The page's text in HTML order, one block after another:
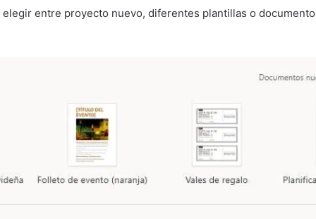
entre proyecto nuevo, diferentes plantillas o